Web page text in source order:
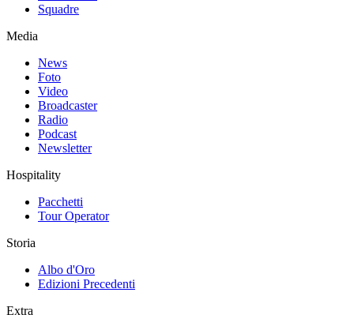
Squadre
Media
News
Foto
Video
Broadcaster
Radio
Podcast
Newsletter
Hospitality
Pacchetti
Tour Operator
Storia
Albo d'Oro
Edizioni Precedenti
Extra